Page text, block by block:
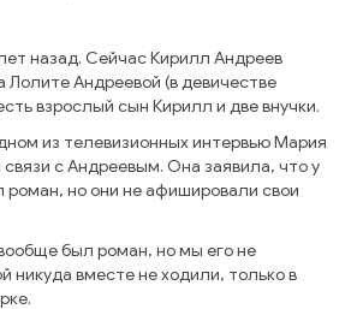
назад. Сейчас Кирилл Андреев
Лолите Андреевой (в девичестве
взрослый сын Кирилл и две внучки.
из телевизионных интервью Мария
связи с Андреевым. Она заявила, что у
роман, но они не афишировали свои
был роман, но мы его не
никуда вместе не ходили, только в